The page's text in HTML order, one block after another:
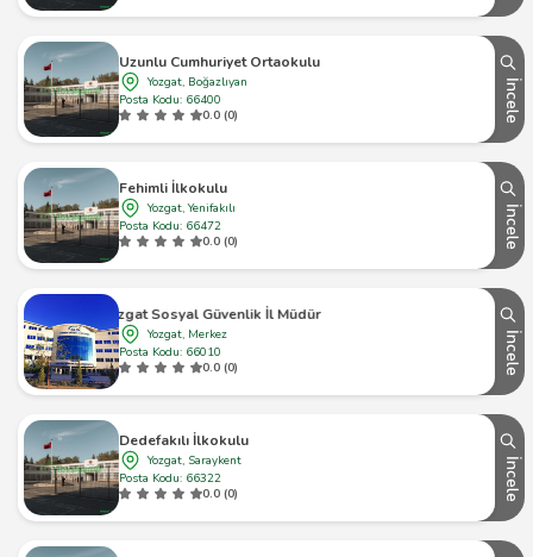
Uzunlu Cumhuriyet Ortaokulu
Yozgat, Boğazlıyan
Posta Kodu: 66400
0.0 (0)
İncele
Fehimli İlkokulu
Yozgat, Yenifakılı
Posta Kodu: 66472
0.0 (0)
İncele
Yozgat Sosyal Güvenlik İl Müdürlüğü
Yozgat, Merkez
Posta Kodu: 66010
0.0 (0)
İncele
Dedefakılı İlkokulu
Yozgat, Saraykent
Posta Kodu: 66322
0.0 (0)
İncele